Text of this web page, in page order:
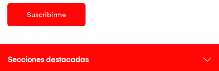
Suscribirme
Secciones destacadas